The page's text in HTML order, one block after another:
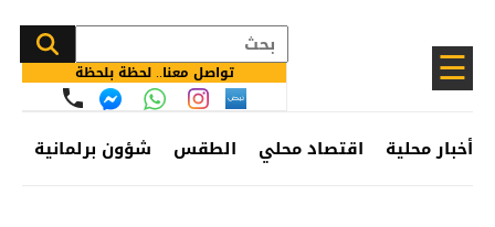
☰ تواصل معنا.. لحظة بلحظة
أخبار محلية اقتصاد محلي الطقس شؤون برلمانية